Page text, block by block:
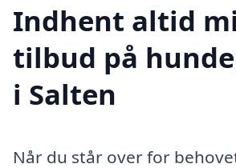
Indhent altid
tilbud på
i Salten
Når du står over for